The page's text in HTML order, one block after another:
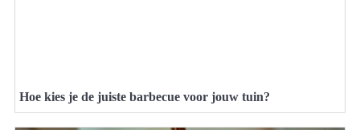
Hoe kies je de juiste barbecue voor jouw tuin?